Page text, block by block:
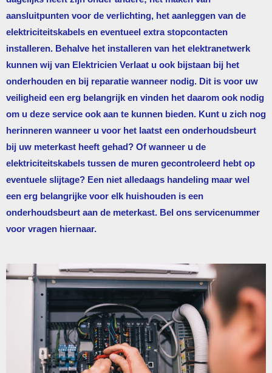
aansluitpunten voor de verlichting, het aanleggen van de
elektriciteitskabels en eventueel extra stopcontacten
installeren. Behalve het installeren van het elektranetwerk
kunnen wij van Elektricien Verlaat u ook bijstaan bij het
onderhouden en bij reparatie wanneer nodig. Dit is voor uw
veiligheid een erg belangrijk en vinden het daarom ook nodig
om u deze service ook aan te kunnen bieden. Kunt u zich nog
herinneren wanneer u voor het laatst een onderhoudsbeurt
bij uw meterkast heeft gehad? Of wanneer u de
elektriciteitskabels tussen de muren gecontroleerd hebt op
eventuele slijtage? Een niet alledaags handeling maar wel
een erg belangrijke voor elk huishouden is een
onderhoudsbeurt aan de meterkast. Bel ons servicenummer
voor vragen hiernaar.